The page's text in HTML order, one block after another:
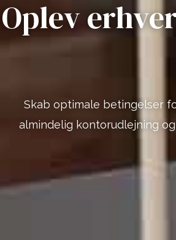
Oplev
Skab optimale betingelser
almindelig kontorudlejning